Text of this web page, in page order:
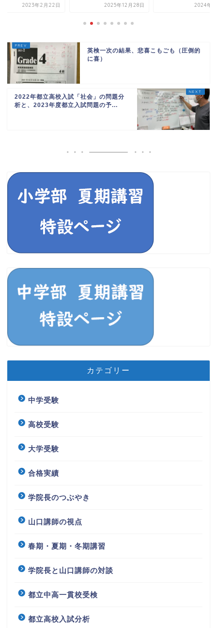
2023年2月22日 2025年12月28日 2024年5
英検一次の結果、悲喜こもごも（圧倒的
に喜）
2022年都立高校入試「社会」の問題分
析と、2023年度都立入試問題の予...
カテゴリー
中学受験
高校受験
大学受験
合格実績
学院長のつぶやき
山口講師の視点
春期・夏期・冬期講習
学院長と山口講師の対談
都立中高一貫校受検
都立高校入試分析